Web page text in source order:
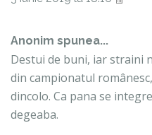
Anonim spunea...
Destui de buni, iar straini
din campionatul
dincolo. Ca pana se
degeaba.